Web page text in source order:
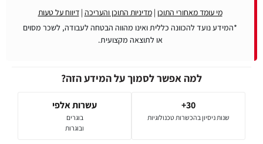
מי עומד מאחורי התוכן |מדיניות התוכן והעריכה |דיווח על טעות
*המידע נועד להכוונה כללית ואינו מהווה הבטחה לעבודה, לשכר מסוים
או לתוצאה מקצועית.
למה אפשר לסמוך על המידע הזה?
30+
שנות ניסיון בהכשרות טכנולוגיות
עשרות אלפי
בוגרים
ובוגרות